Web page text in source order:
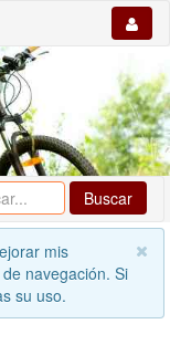
Buscar
mis
navegación. Si
su uso.